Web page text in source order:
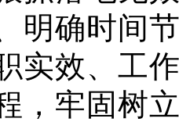
明确时间
实效、工
，牢固树